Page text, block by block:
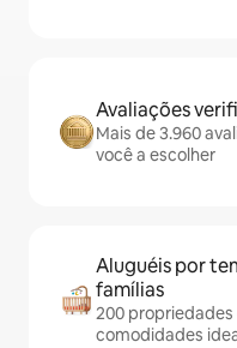
Avaliações
Mais de 3.960
você a escolher
Aluguéis por
famílias
200
comodidades